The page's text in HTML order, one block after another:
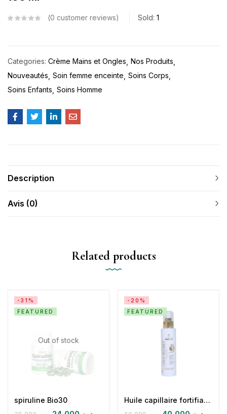
0 customer reviews Sold: 1
Categories: Crème Mains et Ongles Nos Produits
Nouveautés Soin femme enceinte Soins Corps
Soins Enfants Soins Homme
Description
Avis (0)
Related products
Out of stock
-31%
FEATURED
spiruline Bio30
-20%
FEATURED
Huile capillaire fortifiante reparatrice Lina secret